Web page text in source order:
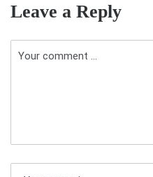
n
Leave a Reply